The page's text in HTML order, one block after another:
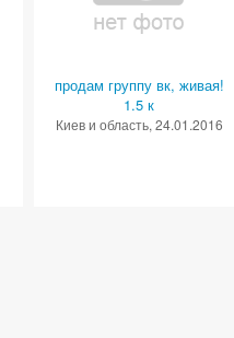
продам группу вк, живая!
1.5 к
Киев и область, 24.01.2016